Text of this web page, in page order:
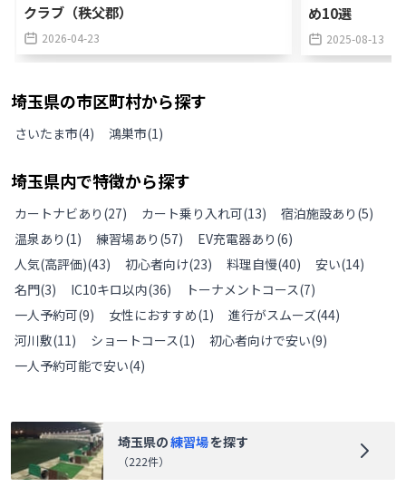
クラブ（秩父郡）
2026-04-23
め10選
2025-08-13
埼玉県の市区町村から探す
さいたま市(4) 鴻巣市(1)
埼玉県内で特徴から探す
カートナビあり (27) カート乗り入れ可(13) 宿泊施設あり (5)
温泉あり (1) 練習場あり (57) EV充電器あり (6)
人気(高評価)(43) 初心者向け(23) 料理自慢(40) 安い(14)
名門(3) IC10キロ以内(36) トーナメントコース(7)
一人予約可(9) 女性におすすめ(1) 進行がスムーズ(44)
河川敷(11) ショートコース(1) 初心者向けで安い(9)
一人予約可能で安い(4)
埼玉県の練習場を探す
（222件）